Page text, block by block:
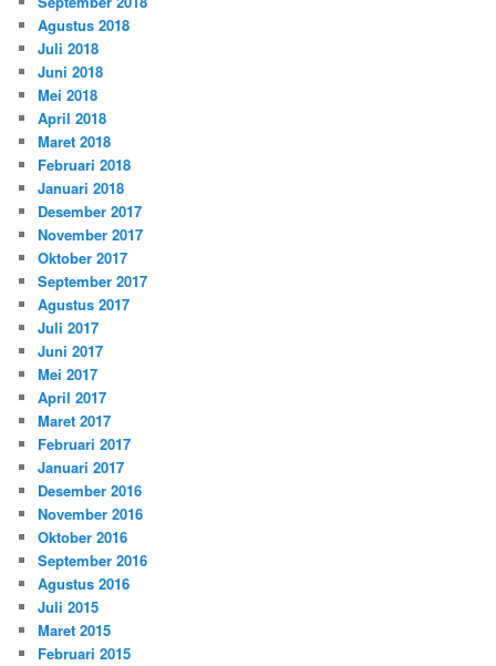
Agustus 2018
Juli 2018
Juni 2018
Mei 2018
April 2018
Maret 2018
Februari 2018
Januari 2018
Desember 2017
November 2017
Oktober 2017
September 2017
Agustus 2017
Juli 2017
Juni 2017
Mei 2017
April 2017
Maret 2017
Februari 2017
Januari 2017
Desember 2016
November 2016
Oktober 2016
September 2016
Agustus 2016
Juli 2015
Maret 2015
Februari 2015